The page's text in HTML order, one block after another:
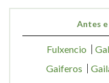
Antes
Fulxencio
Gaiferos